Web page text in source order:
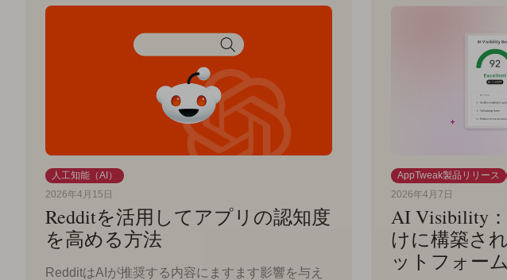
人工知能（AI）
2026年4月15日
Redditを活用してアプリの認知度
を高める方法
RedditはAIが推奨する内容にますます影響を与え
AppTweak製品リリース
2026年4月7日
AI Visibility
けに構築さ
ットフォーム